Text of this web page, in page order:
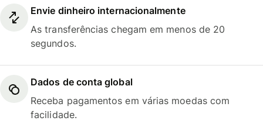
Envie dinheiro internacionalmente
As transferências chegam em menos de 20
segundos.
Dados de conta global
Receba pagamentos em várias moedas com
facilidade.